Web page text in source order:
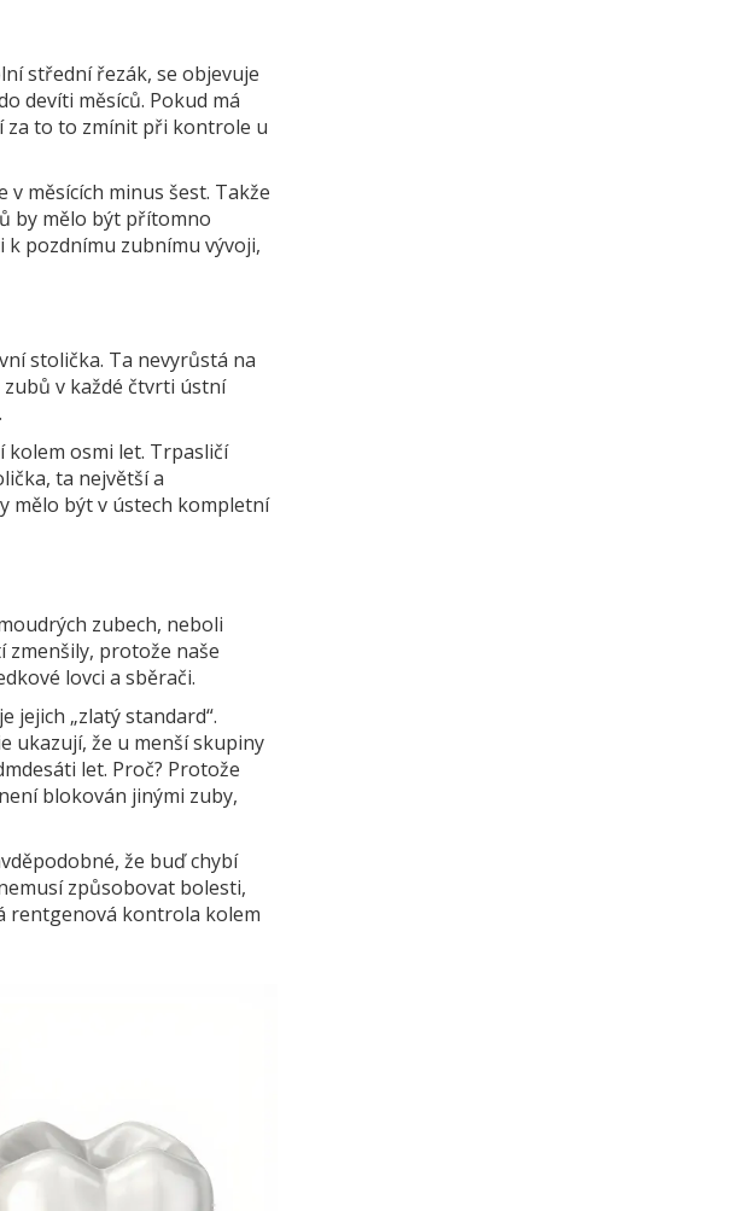
střední řezák, se objevuje
devíti měsíců. Pokud má
za to to zmínit při kontrole u
měsících minus šest. Takže
by mělo být přítomno
k pozdnímu zubnímu vývoji,
stolička. Ta nevyrůstá na
zubů v každé čtvrti ústní
kolem osmi let. Trpasličí
ta největší a
mělo být v ústech kompletní
zubech, neboli
zmenšily, protože naše
lovci a sběrači.
jejich „zlatý standard“.
ukazují, že u menší skupiny
let. Proč? Protože
blokován jinými zuby,
že buď chybí
způsobovat bolesti,
rentgenová kontrola kolem